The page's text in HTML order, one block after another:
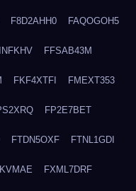
F8D2AHH0 FAQOGOH5
FFSAB43M
FKF4XTFI FMEXT353
FP2E7BET
FTDN5OXF FTNL1GDI
FXML7DRF